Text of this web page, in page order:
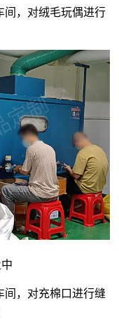
间，对绒毛玩偶进行
间，对充棉口进行缝